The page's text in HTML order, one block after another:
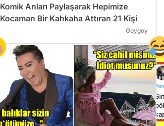
Komik Anları Paylaşarak Hepimize
Kocaman Bir Kahkaha Attıran 21 Kişi
Goygoy